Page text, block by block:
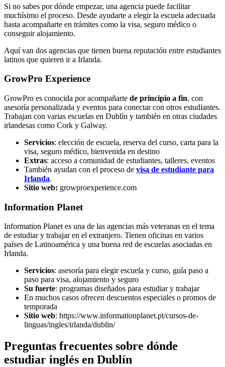
Si no sabes por dónde empezar, una agencia puede facilitar
muchísimo el proceso. Desde ayudarte a elegir la escuela adecuada
hasta acompañarte en trámites como la visa, seguro médico o
conseguir alojamiento.
Aquí van dos agencias que tienen buena reputación entre estudiantes
latinos que quieren ir a Irlanda.
GrowPro Experience
GrowPro es conocida por acompañarte de principio a fin, con
asesoría personalizada y eventos para conectar con otros estudiantes.
Trabajan con varias escuelas en Dublín y también en otras ciudades
irlandesas como Cork y Galway.
Servicios: elección de escuela, reserva del curso, carta para la
visa, seguro médico, bienvenida en destino
Extras: acceso a comunidad de estudiantes, talleres, eventos
También ayudan con el proceso de visa de estudiante para
Irlanda.
Sitio web: growproexperience.com
Information Planet
Information Planet es una de las agencias más veteranas en el tema
de estudiar y trabajar en el extranjero. Tienen oficinas en varios
países de Latinoamérica y una buena red de escuelas asociadas en
Irlanda.
Servicios: asesoría para elegir escuela y curso, guía paso a
paso para visa, alojamiento y seguro
Su fuerte: programas diseñados para estudiar y trabajar
En muchos casos ofrecen descuentos especiales o promos de
temporada
Sitio web: https://www.informationplanet.pt/cursos-de-
linguas/ingles/irlanda/dublin/
Preguntas frecuentes sobre dónde
estudiar inglés en Dublín